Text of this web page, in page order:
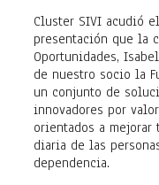
Cluster SIVI acudió
presentación que la
Oportunidades,
de nuestro socio la
un conjunto de
innovadores por
orientados a
diaria de las
dependencia.